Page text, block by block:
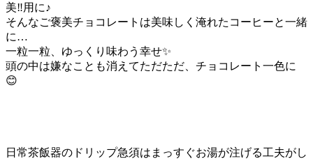
美‼️用に♪
そんなご褒美チョコレートは美味しく淹れたコーヒーと一緒
に…
一粒一粒、ゆっくり味わう幸せ✨
頭の中は嫌なことも消えてただただ、チョコレート一色に
😊
日常茶飯器のドリップ急須はまっすぐお湯が注げる工夫がし